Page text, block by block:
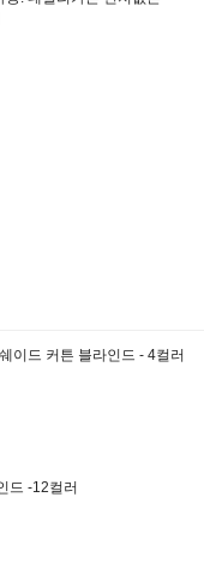
이드 커튼 블라인드 - 4컬러
드 -12컬러